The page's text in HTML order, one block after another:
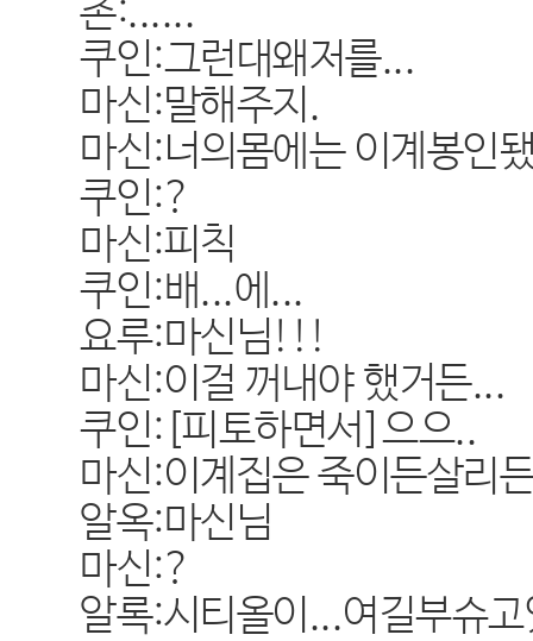
촌:......
쿠인:그런대왜저를...
마신:말해주지.
마신:너의몸에는 이계봉인
쿠인:?
마신:피칙
쿠인:배...에...
요루:마신님!!!
마신:이걸 꺼내야 했거든...
쿠인:[피토하면서]으으..
마신:이계집은 죽이든살리
알옥:마신님
마신:?
알록:시티올이...여길부슈